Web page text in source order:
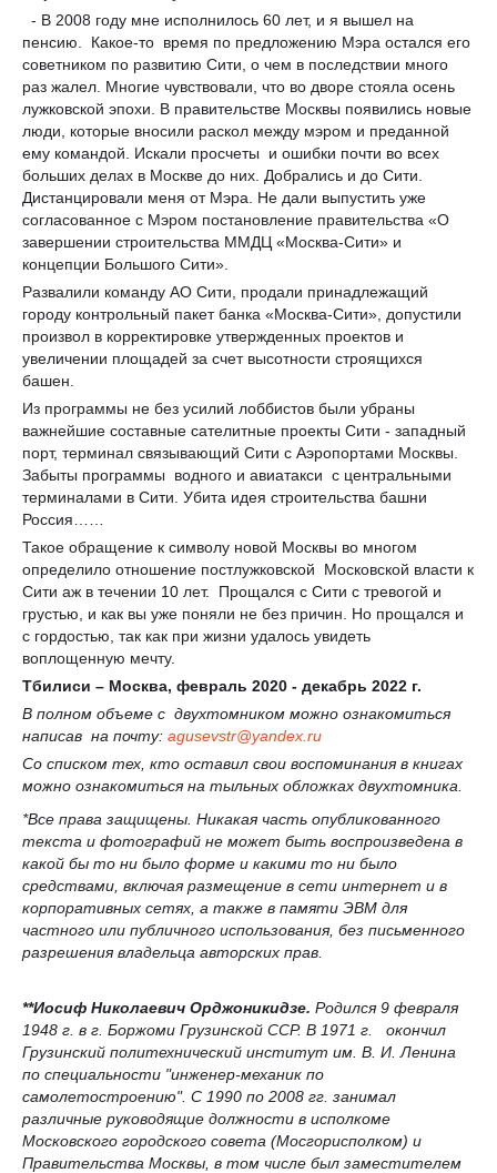
- В 2008 году мне исполнилось 60 лет, и я вышел на
пенсию. Какое-то время по предложению Мэра остался его
советником по развитию Сити, о чем в последствии много
раз жалел. Многие чувствовали, что во дворе стояла осень
лужковской эпохи. В правительстве Москвы появились новые
люди, которые вносили раскол между мэром и преданной
ему командой. Искали просчеты и ошибки почти во всех
больших делах в Москве до них. Добрались и до Сити.
Дистанцировали меня от Мэра. Не дали выпустить уже
согласованное с Мэром постановление правительства «О
завершении строительства ММДЦ «Москва-Сити» и
концепции Большого Сити».
Развалили команду АО Сити, продали принадлежащий
городу контрольный пакет банка «Москва-Сити», допустили
произвол в корректировке утвержденных проектов и
увеличении площадей за счет высотности строящихся
башен.
Из программы не без усилий лоббистов были убраны
важнейшие составные сателитные проекты Сити - западный
порт, терминал связывающий Сити с Аэропортами Москвы.
Забыты программы водного и авиатакси с центральными
терминалами в Сити. Убита идея строительства башни
Россия……
Такое обращение к символу новой Москвы во многом
определило отношение постлужковской Московской власти к
Сити аж в течении 10 лет. Прощался с Сити с тревогой и
грустью, и как вы уже поняли не без причин. Но прощался и
с гордостью, так как при жизни удалось увидеть
воплощенную мечту.
Тбилиси – Москва, февраль 2020 - декабрь 2022 г.
В полном объеме с двухтомником можно ознакомиться
написав на почту: agusevstr@yandex ru
Со списком тех, кто оставил свои воспоминания в книгах
можно ознакомиться на тыльных обложках двухтомника.
*Все права защищены. Никакая часть опубликованного
текста и фотографий не может быть воспроизведена в
какой бы то ни было форме и какими то ни было
средствами, включая размещение в сети интернет и в
корпоративных сетях, а также в памяти ЭВМ для
частного или публичного использования, без письменного
разрешения владельца авторских прав.
**Иосиф Николаевич Орджоникидзе. Родился 9 февраля
1948 г. в г. Боржоми Грузинской ССР. В 1971 г. окончил
Грузинский политехнический институт им. В. И. Ленина
по специальности "инженер-механик по
самолетостроению". С 1990 по 2008 гг. занимал
различные руководящие должности в исполкоме
Московского городского совета (Мосгорисполком) и
Правительства Москвы, в том числе был заместителем